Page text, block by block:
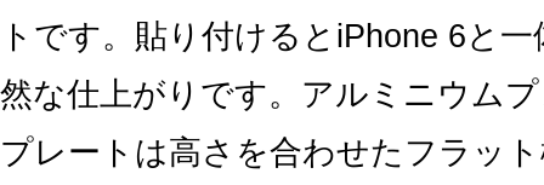
トです。貼り付けるとiPhone 6と
然な仕上がりです。アルミニウム
プレートは高さを合わせたフラッ